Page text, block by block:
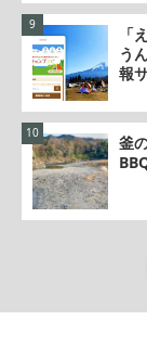
「
う
報
釜